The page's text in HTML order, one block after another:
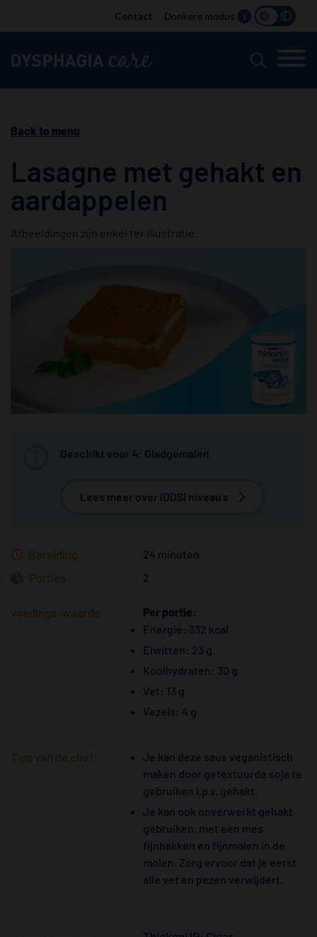
navigation
Contact Donkere modus i
Back to menu
Lasagne met gehakt en
aardappelen
Afbeeldingen zijn enkel ter illustratie.
Geschikt voor 4: Gladgemalen
Lees meer over IDDSI niveau’s
Bereiding 24 minuten
Porties 2
voedings-waarde
Per portie:
Energie: 332 kcal
Eiwitten: 23 g
Koolhydraten: 30 g
Vet: 13 g
Vezels: 4 g
Tips van de chef:
Je kan deze saus veganistisch
maken door getextuurde soja te
gebruiken i.p.v. gehakt.
Je kan ook onverwerkt gehakt
gebruiken, met een mes
fijnhakken en fijnmalen in de
molen. Zorg ervoor dat je eerst
alle vet en pezen verwijdert.